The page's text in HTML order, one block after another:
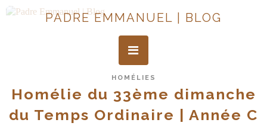
PADRE EMMANUEL | BLOG
HOMÉLIES
Homélie du 33ème dimanche
du Temps Ordinaire | Année C